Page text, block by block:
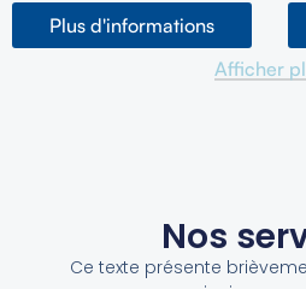
Plus d'informations
Afficher
Nos
Ce texte présente